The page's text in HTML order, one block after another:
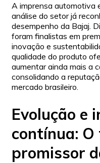
A imprensa automotiva
análise do setor já
desempenho da Bajaj.
foram finalistas em
inovação e
qualidade do produto
aumentar ainda mais a
consolidando a
mercado brasileiro.
Evolução e
contínua:
promissor